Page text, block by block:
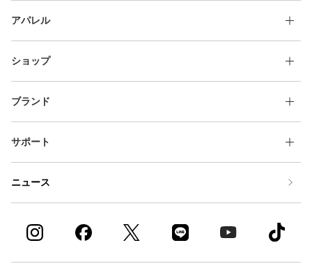
アパレル
ショップ
ブランド
サポート
ニュース